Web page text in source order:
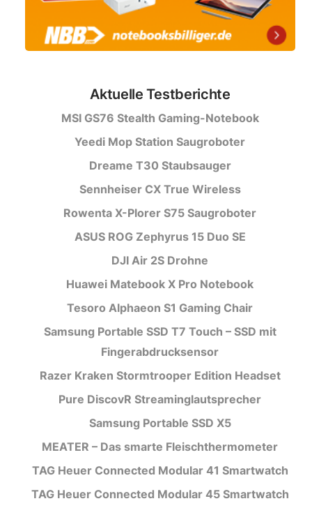
Aktuelle Testberichte
MSI GS76 Stealth Gaming-Notebook
Yeedi Mop Station Saugroboter
Dreame T30 Staubsauger
Sennheiser CX True Wireless
Rowenta X-Plorer S75 Saugroboter
ASUS ROG Zephyrus 15 Duo SE
DJI Air 2S Drohne
Huawei Matebook X Pro Notebook
Tesoro Alphaeon S1 Gaming Chair
Samsung Portable SSD T7 Touch – SSD mit
Fingerabdrucksensor
Razer Kraken Stormtrooper Edition Headset
Pure DiscovR Streaminglautsprecher
Samsung Portable SSD X5
MEATER – Das smarte Fleischthermometer
TAG Heuer Connected Modular 41 Smartwatch
TAG Heuer Connected Modular 45 Smartwatch